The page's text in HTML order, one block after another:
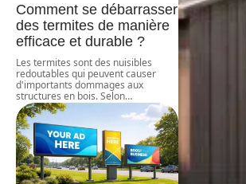
Comment se débarrasser
des termites de manière
efficace et durable ?
Les termites sont des nuisibles
redoutables qui peuvent causer
d'importants dommages aux
structures en bois. Selon…